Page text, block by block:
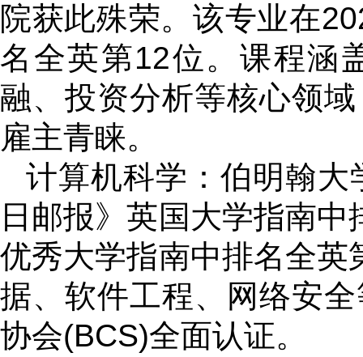
院获此殊荣。该专业在
名全英第12位。课程涵
融、投资分析等核心领
雇主青睐。
计算机科学：伯明翰
日邮报》英国大学指南
优秀大学指南中排名全
据、软件工程、网络安
协会(BCS)全面认证。